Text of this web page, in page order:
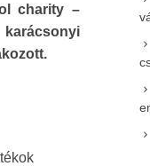
charity –